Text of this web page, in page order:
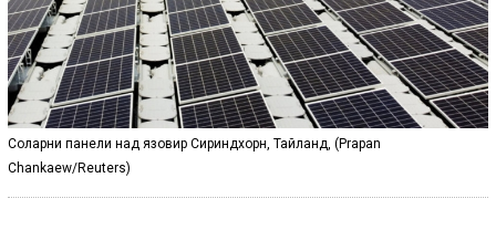
Соларни панели над язовир Сириндхорн, Тайланд, (Prapan
Chankaew/Reuters)